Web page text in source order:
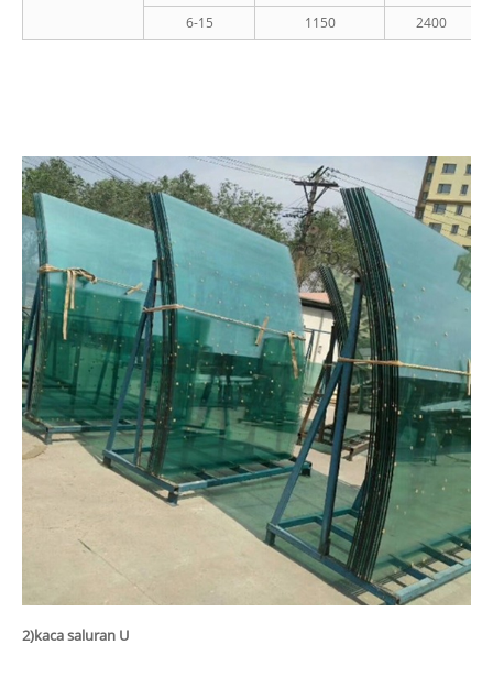
6-15
1150 2400
2)kaca saluran U